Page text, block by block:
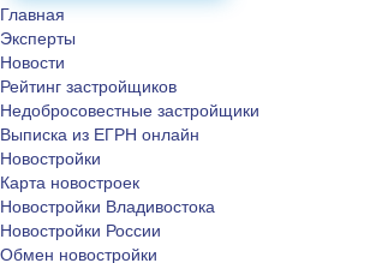
Главная
Эксперты
Новости
Рейтинг застройщиков
Недобросовестные застройщики
Выписка из ЕГРН онлайн
Новостройки
Карта новостроек
Новостройки Владивостока
Новостройки России
Обмен новостройки